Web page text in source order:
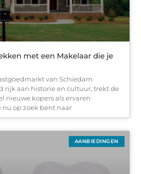
met een Makelaar die je
van Schiedam
rijk aan historie en cultuur, trekt de
nieuwe kopers als ervaren
nu op zoek bent naar
AANBIEDINGEN